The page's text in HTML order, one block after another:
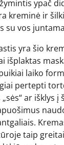
ypač
kreminė ir
su vos
yra šio
išplaktas
laiko
pertepti
ar išklys į
taip